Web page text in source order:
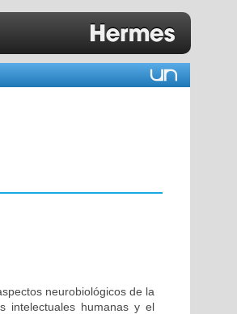
neurobiológicos de la
intelectuales humanas y el